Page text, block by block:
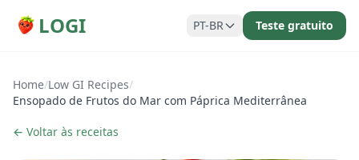
LOGI PT-BR Teste gratuito
Home/Low GI Recipes/
Ensopado de Frutos do Mar com Páprica Mediterrânea
← Voltar às receitas